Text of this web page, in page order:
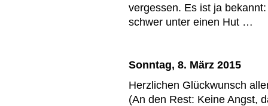
vergessen. Es ist ja
schwer unter einen Hut …
Sonntag, 8. März 2015
Herzlichen Glückwunsch
(An den Rest: Keine Angst,